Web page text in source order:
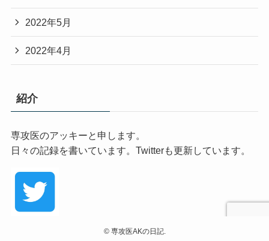
2022年5月
2022年4月
紹介
専攻医のアッキーと申します。
日々の記録を書いています。Twitterも更新しています。
©専攻医AKの日記.